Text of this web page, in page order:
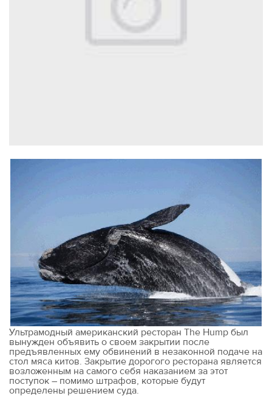
Ультрамодный американский ресторан The Hump был
вынужден объявить о своем закрытии после
предъявленных ему обвинений в незаконной подаче на
стол мяса китов. Закрытие дорогого ресторана является
возложенным на самого себя наказанием за этот
поступок – помимо штрафов, которые будут
определены решением суда.